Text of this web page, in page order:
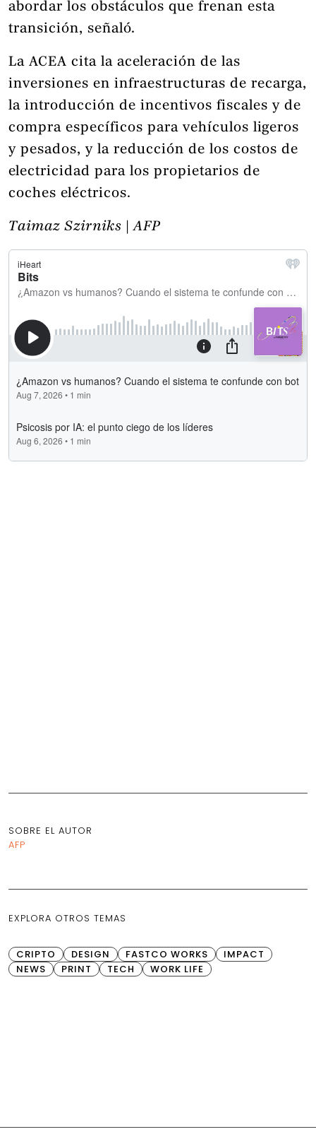
abordar los obstáculos que frenan esta
transición, señaló.
La ACEA cita la aceleración de las
inversiones en infraestructuras de recarga,
la introducción de incentivos fiscales y de
compra específicos para vehículos ligeros
y pesados, y la reducción de los costos de
electricidad para los propietarios de
coches eléctricos.
Taimaz Szirniks | AFP
SOBRE EL AUTOR
AFP
EXPLORA OTROS TEMAS
CRIPTO DESIGN FASTCO WORKS
IMPACT
NEWS
PRINT TECH WORK LIFE